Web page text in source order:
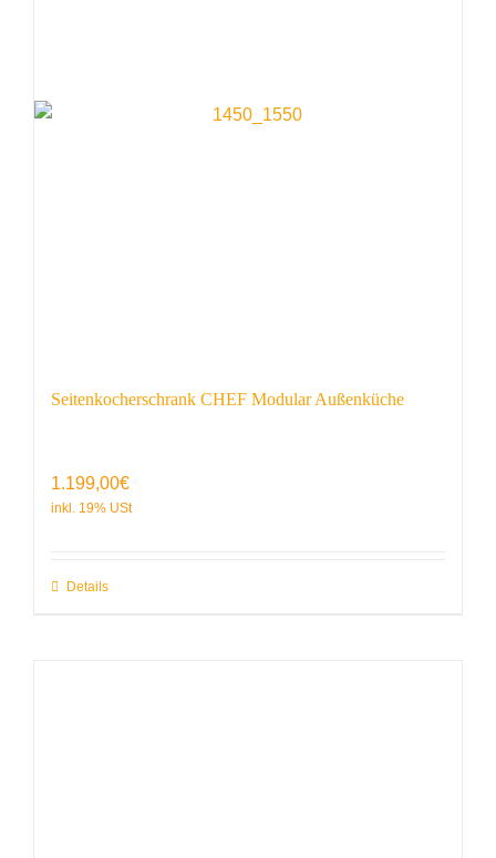
Seitenkocherschrank CHEF Modular Außenküche
1.199,00€
Details